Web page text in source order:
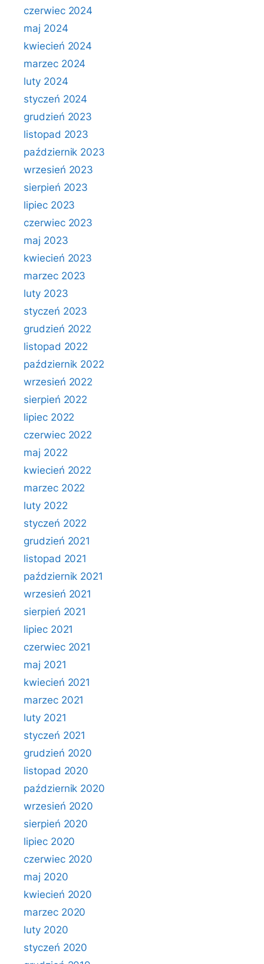
czerwiec 2024
maj 2024
kwiecień 2024
marzec 2024
luty 2024
styczeń 2024
grudzień 2023
listopad 2023
październik 2023
wrzesień 2023
sierpień 2023
lipiec 2023
czerwiec 2023
maj 2023
kwiecień 2023
marzec 2023
luty 2023
styczeń 2023
grudzień 2022
listopad 2022
październik 2022
wrzesień 2022
sierpień 2022
lipiec 2022
czerwiec 2022
maj 2022
kwiecień 2022
marzec 2022
luty 2022
styczeń 2022
grudzień 2021
listopad 2021
październik 2021
wrzesień 2021
sierpień 2021
lipiec 2021
czerwiec 2021
maj 2021
kwiecień 2021
marzec 2021
luty 2021
styczeń 2021
grudzień 2020
listopad 2020
październik 2020
wrzesień 2020
sierpień 2020
lipiec 2020
czerwiec 2020
maj 2020
kwiecień 2020
marzec 2020
luty 2020
styczeń 2020